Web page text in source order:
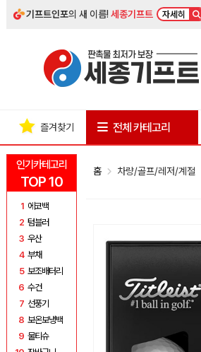
기프트인포의 새 이름!세종기프트 자세히
인기카테고리
TOP 10
1 에코백
2 텀블러
3 우산
4 부채
5 보조배터리
6 수건
7 선풍기
8 보온보냉백
9 물티슈
즐겨찾기 전체 카테고리
홈 차량/골프/레저/계절